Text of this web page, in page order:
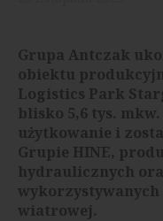
Grupa Antczak
obiektu
Logistics Park
blisko 5,6 tys.
użytkowanie i
Grupie HINE,
hydraulicznych
wykorzystywanych
wiatrowej.